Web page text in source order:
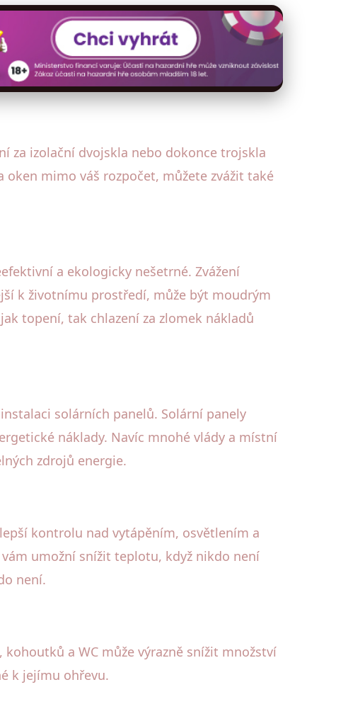
za izolační dvojskla nebo dokonce trojskla
mimo váš rozpočet, můžete zvážit také
a ekologicky nešetrné. Zvážení
k životnímu prostředí, může být moudrým
topení, tak chlazení za zlomek nákladů
solárních panelů. Solární panely
náklady. Navíc mnohé vlády a místní
zdrojů energie.
kontrolu nad vytápěním, osvětlením a
umožní snížit teplotu, když nikdo není
není.
a WC může výrazně snížit množství
k jejímu ohřevu.